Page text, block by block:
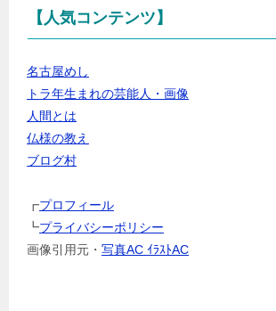
リ
ー・
ル
択
【人気コンテンツ】
名古屋めし
トラ年生まれの芸能人・画像
人間とは
仏様の教え
ブログ村
┏プロフィール
┗プライバシーポリシー
画像引用元・ 写真AC ｲﾗｽﾄAC